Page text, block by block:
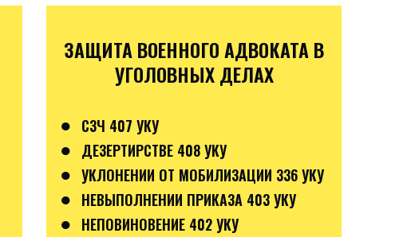
ЗАЩИТА ВОЕННОГО АДВОКАТА В
УГОЛОВНЫХ ДЕЛАХ
● СЗЧ 407 УКУ
● ДЕЗЕРТИРСТВЕ 408 УКУ
● УКЛОНЕНИИ ОТ МОБИЛИЗАЦИИ 336 УКУ
● НЕВЫПОЛНЕНИИ ПРИКАЗА 403 УКУ
● НЕПОВИНОВЕНИЕ 402 УКУ